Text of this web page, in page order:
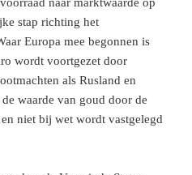
stap richting het
Europa mee begonnen is
wordt voortgezet door
als Rusland en
waarde van goud door de
niet bij wet wordt vastgelegd